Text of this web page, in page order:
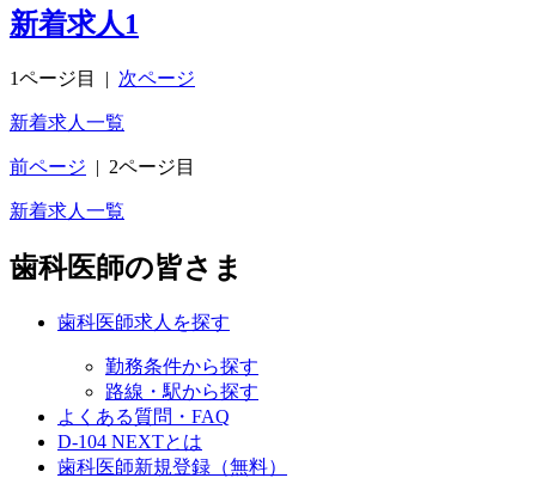
新着求人1
1ページ目 | 次ページ
新着求人一覧
前ページ | 2ページ目
新着求人一覧
歯科医師の皆さま
歯科医師求人を探す
勤務条件から探す
路線・駅から探す
よくある質問・FAQ
D-104 NEXTとは
歯科医師新規登録（無料）